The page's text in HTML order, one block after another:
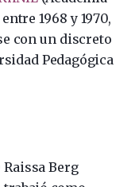
1968 y 1970,
con un discreto
Pedagógica
Raissa Berg